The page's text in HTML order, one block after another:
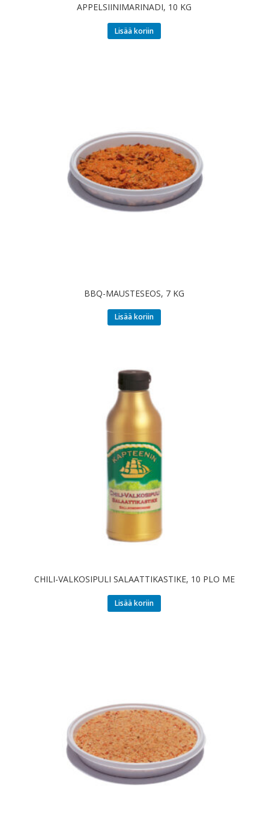
APPELSIINIMARINADI, 10 KG
Lisää koriin
BBQ-MAUSTESEOS, 7 KG
Lisää koriin
CHILI-VALKOSIPULI SALAATTIKASTIKE, 10 PLO ME
Lisää koriin